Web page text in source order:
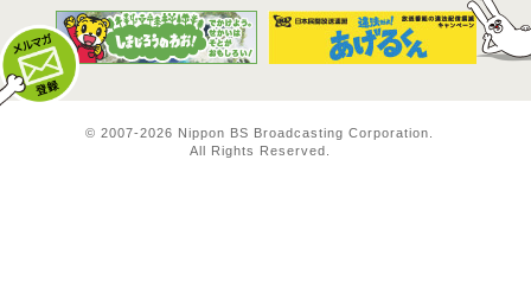
© 2007-2026 Nippon BS Broadcasting Corporation.
All Rights Reserved.